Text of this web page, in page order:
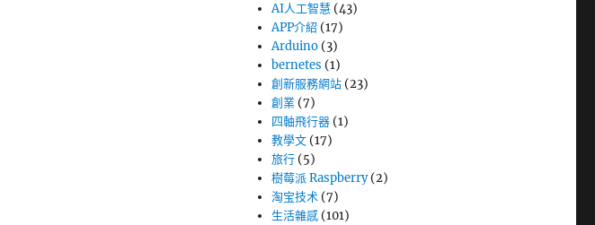
AI人工智慧 (43)
APP介紹 (17)
Arduino (3)
bernetes (1)
創新服務網站 (23)
創業 (7)
四軸飛行器 (1)
教學文 (17)
旅行 (5)
樹莓派 Raspberry(2)
淘宝技术 (7)
生活雜感 (101)